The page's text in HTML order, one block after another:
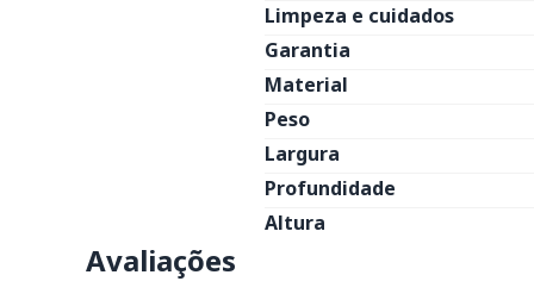
Limpeza e cuidados
Garantia
Material
Peso
Largura
Profundidade
Altura
Avaliações